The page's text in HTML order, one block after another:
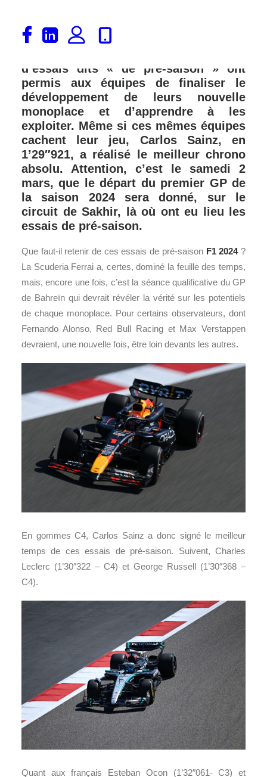
Du 21 au 23 février, a eu lieu « la
rentrée des classes » pour les pilotes
d’essais dits « de pré-saison » ont
permis aux équipes de finaliser le
développement de leurs nouvelle
monoplace et d’apprendre à les
exploiter. Même si ces mêmes équipes
cachent leur jeu, Carlos Sainz, en
1’29″921, a réalisé le meilleur chrono
absolu. Attention, c’est le samedi 2
mars, que le départ du premier GP de
la saison 2024 sera donné, sur le
circuit de Sakhir, là où ont eu lieu les
essais de pré-saison.
Que faut-il retenir de ces essais de pré-saison F12024?
La Scuderia Ferrai a, certes, dominé la feuille des temps,
mais, encore une fois, c’est la séance qualificative du GP
de Bahreïn qui devrait révéler la vérité sur les potentiels
de chaque monoplace. Pour certains observateurs, dont
Fernando Alonso, Red Bull Racing et Max Verstappen
devraient, une nouvelle fois, être loin devants les autres.
En gommes C4, Carlos Sainz a donc signé le meilleur
temps de ces essais de pré-saison. Suivent, Charles
Leclerc (1’30″322 – C4) et George Russell (1’30″368 –
C4).
Quant aux français Esteban Ocon (1’32″061- C3) et